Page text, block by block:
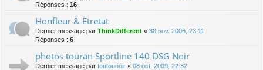
Réponses : 16
Honfleur & Etretat
Dernier message par ThinkDifferent « 30 nov. 2006, 23:11
Réponses : 6
photos touran Sportline 140 DSG Noir
Dernier message par toutounoir « 08 oct. 2009, 22:32